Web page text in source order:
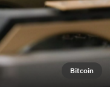
Bitcoin